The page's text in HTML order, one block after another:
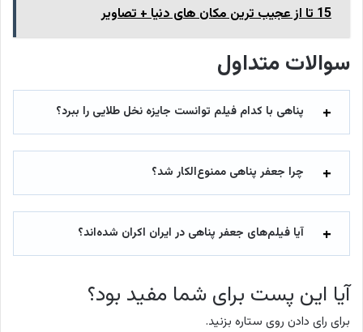
15 تا از عجیب ترین مکان های دنیا + تصاویر
سوالات متداول
پناهی با کدام فیلم توانست جایزه نخل طلایی را ببرد؟
چرا جعفر پناهی ممنوع‌الکار شد؟
آیا فیلم‌های جعفر پناهی در ایران اکران شده‌اند؟
آیا این پست برای شما مفید بود؟
برای رای دادن روی ستاره بزنید.